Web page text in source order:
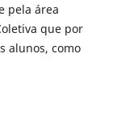
pela área
que por
alunos, como